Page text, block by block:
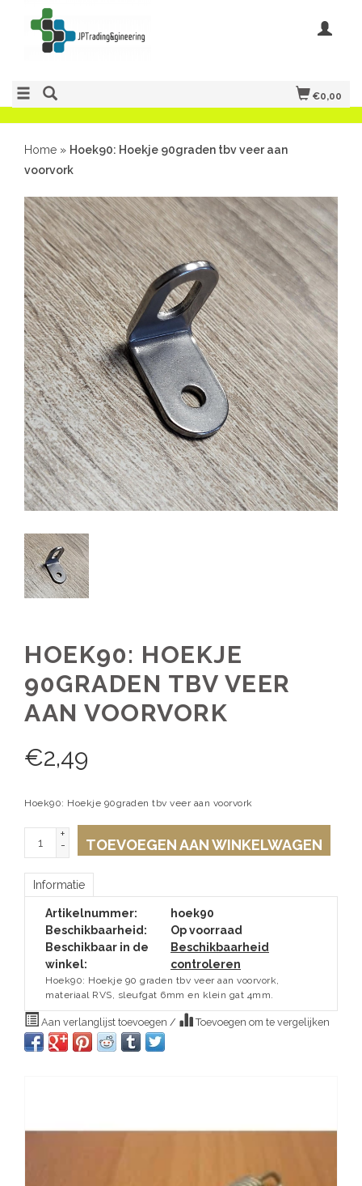
€0,00
Home » Hoek90: Hoekje 90graden tbv veer aan
voorvork
HOEK90: HOEKJE
90GRADEN TBV VEER
AAN VOORVORK
€2,49
Hoek90: Hoekje 90graden tbv veer aan voorvork
+
-
TOEVOEGEN AAN WINKELWAGEN
Informatie
Artikelnummer:
hoek90
Beschikbaarheid:
Op voorraad
Beschikbaar in de
winkel:
Beschikbaarheid
controleren
Hoek90: Hoekje 90 graden tbv veer aan voorvork,
materiaal RVS, sleufgat 6mm en klein gat 4mm.
Aan verlanglijst toevoegen / Toevoegen om te vergelijken